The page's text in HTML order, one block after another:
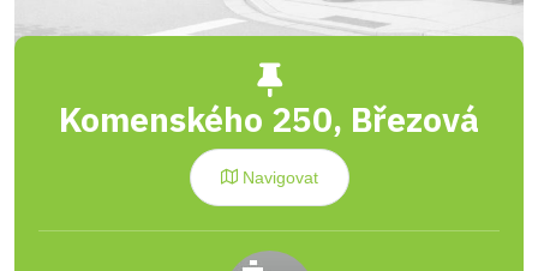
Komenského 250, Březová
Navigovat